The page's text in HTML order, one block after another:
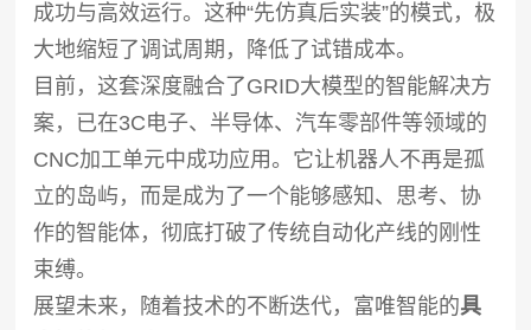
成功与高效运行。这种“先仿真后实装”的模式，极
大地缩短了调试周期，降低了试错成本。
目前，这套深度融合了GRID大模型的智能解决方
案，已在3C电子、半导体、汽车零部件等领域的
CNC加工单元中成功应用。它让机器人不再是孤
立的岛屿，而是成为了一个能够感知、思考、协
作的智能体，彻底打破了传统自动化产线的刚性
束缚。
展望未来，随着技术的不断迭代，富唯智能的具